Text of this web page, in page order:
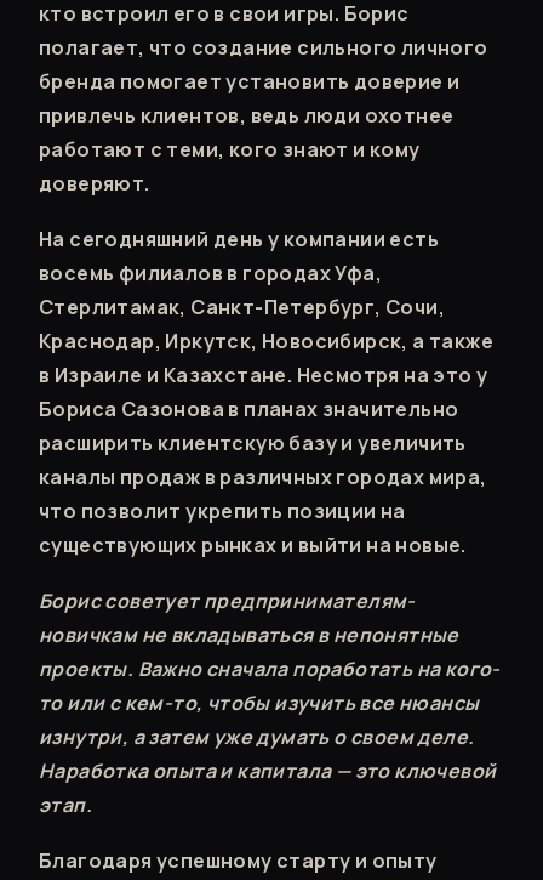
кто встроил его в свои игры. Борис
полагает, что создание сильного личного
бренда помогает установить доверие и
привлечь клиентов, ведь люди охотнее
работают с теми, кого знают и кому
доверяют.
На сегодняшний день у компании есть
восемь филиалов в городах Уфа,
Стерлитамак, Санкт-Петербург, Сочи,
Краснодар, Иркутск, Новосибирск, а также
в Израиле и Казахстане. Несмотря на это у
Бориса Сазонова в планах значительно
расширить клиентскую базу и увеличить
каналы продаж в различных городах мира,
что позволит укрепить позиции на
существующих рынках и выйти на новые.
Борис советует предпринимателям-
новичкам не вкладываться в непонятные
проекты. Важно сначала поработать на кого-
то или с кем-то, чтобы изучить все нюансы
изнутри, а затем уже думать о своем деле.
Наработка опыта и капитала — это ключевой
этап.
Благодаря успешному старту и опыту